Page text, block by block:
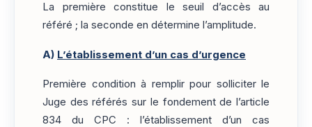
La première constitue le seuil d’accès au
référé ; la seconde en détermine l’amplitude.
A) L’établissement d’un cas d’urgence
Première condition à remplir pour solliciter le
Juge des référés sur le fondement de l’article
834 du CPC : l’établissement d’un cas